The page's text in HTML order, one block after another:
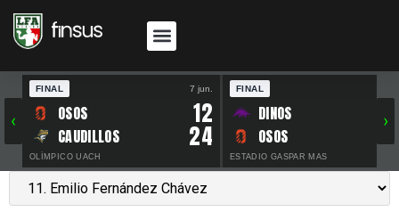
‹
FINAL 7 jun.
OSOS 12
CAUDILLOS 24
OLÍMPICO UACH
FINAL
DINOS
OSOS
ESTADIO GASPAR MAS
›